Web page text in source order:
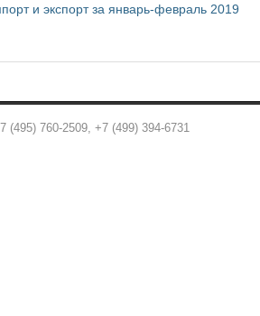
и экспорт за январь-февраль 2019
(495) 760-2509, +7 (499) 394-6731